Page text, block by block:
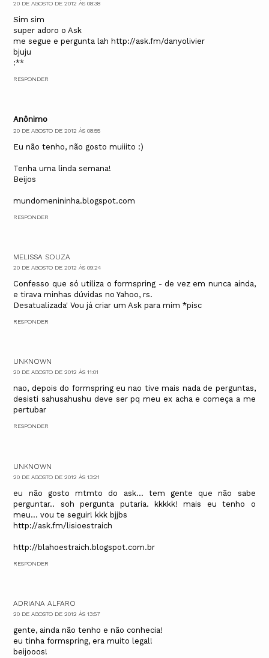
20 DE AGOSTO DE 2012 ÀS 08:38
Sim sim
super adoro o Ask
me segue e pergunta lah http://ask.fm/danyolivier
bjuju
:**
RESPONDER
Anônimo
20 DE AGOSTO DE 2012 ÀS 08:55
Eu não tenho, não gosto muiiito :)
Tenha uma linda semana!
Beijos
mundomenininha.blogspot.com
RESPONDER
MELISSA SOUZA
20 DE AGOSTO DE 2012 ÀS 09:24
Confesso que só utiliza o formspring - de vez em nunca ainda,
e tirava minhas dúvidas no Yahoo, rs.
Desatualizada' Vou já criar um Ask para mim *pisc
RESPONDER
UNKNOWN
20 DE AGOSTO DE 2012 ÀS 11:01
nao, depois do formspring eu nao tive mais nada de perguntas,
desisti sahusahushu deve ser pq meu ex acha e começa a me
pertubar
RESPONDER
UNKNOWN
20 DE AGOSTO DE 2012 ÀS 13:21
eu não gosto mtmto do ask... tem gente que não sabe
perguntar.. soh pergunta putaria. kkkkk! mais eu tenho o
meu... vou te seguir! kkk bjjbs
http://ask.fm/lisioestraich
http://blahoestraich.blogspot.com.br
RESPONDER
ADRIANA ALFARO
20 DE AGOSTO DE 2012 ÀS 13:57
gente, ainda não tenho e não conhecia!
eu tinha formspring, era muito legal!
beijooos!